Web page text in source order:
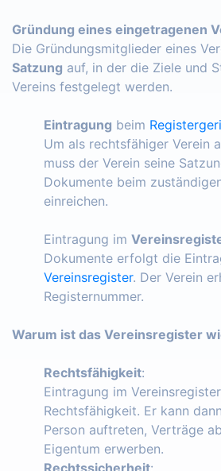
Gründung eines eingetragenen
Die Gründungsmitglieder eines
Satzung auf, in der die Ziele und
Vereins festgelegt werden.
Eintragung beim
Um als rechtsfähiger Verein
muss der Verein seine
Dokumente beim
einreichen.
Eintragung im
Dokumente erfolgt die
Vereinsregister. Der Verein
Registernummer.
Warum ist das Vereinsregister
Rechtsfähigkeit:
Eintragung im
Rechtsfähigkeit. Er kann
Person auftreten, Verträge
Eigentum erwerben.
Rechtssicherheit: